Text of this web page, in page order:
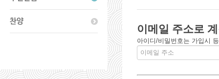
이메일 주소로
아이디/비밀번호는 가입시